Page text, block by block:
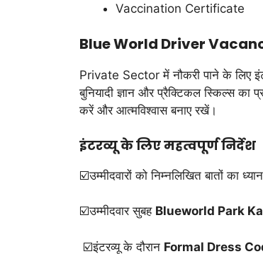
Vaccination Certificate
Blue World Driver
Private Sector में नौकरी पाने के लिए
बुनियादी ज्ञान और प्रैक्टिकल स्किल्स का
करें और आत्मविश्वास बनाए रखें।
इंटरव्यू के लिए महत्वपूर्ण निर्देश
☑️उम्मीदवारों को निम्नलिखित बातों का
☑️उम्मीदवार सुबह Blueworld Park
☑️इंटरव्यू के दौरान Formal Dress